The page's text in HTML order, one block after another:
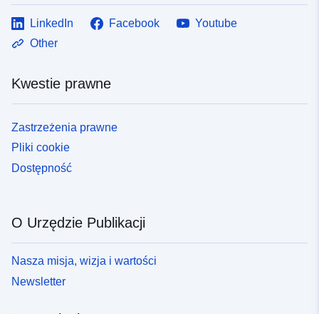
LinkedIn Facebook
Youtube
Other
Kwestie prawne
Zastrzeżenia prawne
Pliki cookie
Dostępność
O Urzędzie Publikacji
Nasza misja, wizja i wartości
Newsletter